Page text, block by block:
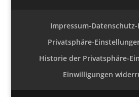
Impressum-
Privatsphäre-
Historie der Privatsphäre-
Einwilligungen